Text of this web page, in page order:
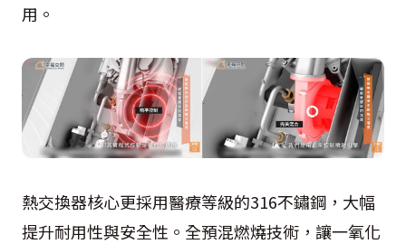
用。
熱交換器核心更採用醫療等級的316不鏽鋼，大幅
提升耐用性與安全性。全預混燃燒技術，讓一氧化